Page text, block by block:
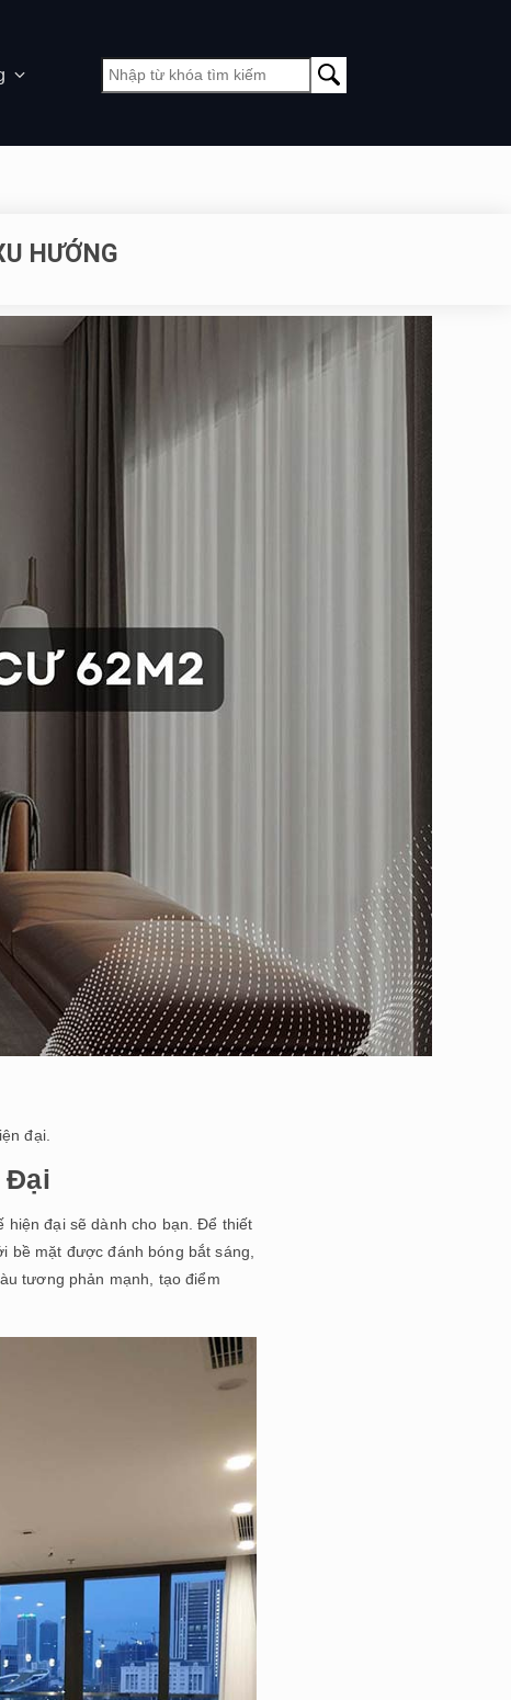
HƯỚNG
đại.
Đại
hiện đại sẽ dành cho bạn. Để thiết
bề mặt được đánh bóng bắt sáng,
tương phản mạnh, tạo điểm